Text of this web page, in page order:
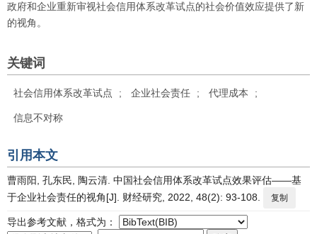
政府和企业重新审视社会信用体系改革试点的社会价值效应提供了新
的视角。
关键词
社会信用体系改革试点 ; 企业社会责任 ; 代理成本 ;
信息不对称
引用本文
曹雨阳, 孔东民, 陶云清. 中国社会信用体系改革试点效果评估——基
于企业社会责任的视角[J]. 财经研究, 2022, 48(2): 93-108.
复制
导出参考文献，格式为：